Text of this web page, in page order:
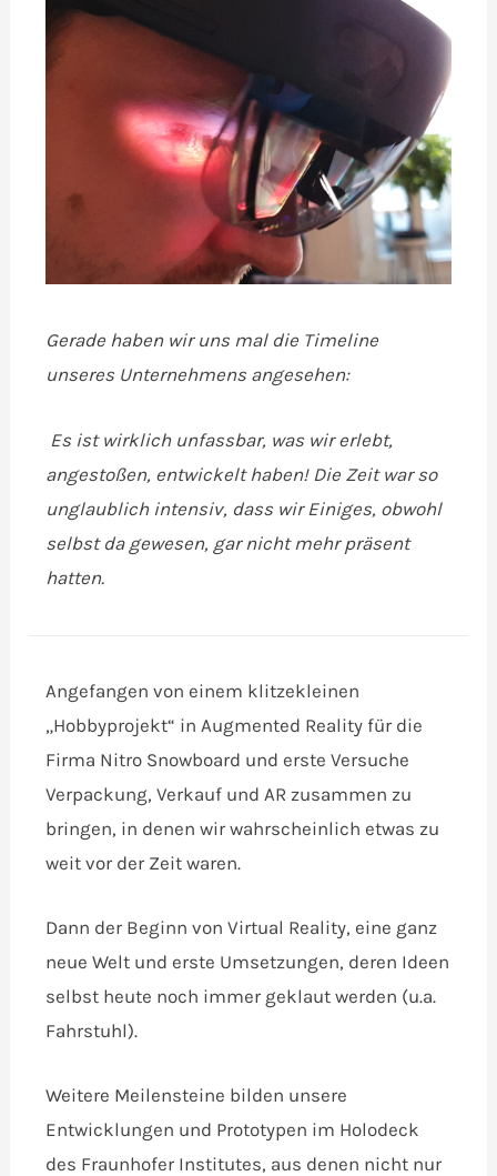
Gerade haben wir uns mal die Timeline
unseres Unternehmens angesehen:
Es ist wirklich unfassbar, was wir erlebt,
angestoßen, entwickelt haben! Die Zeit war so
unglaublich intensiv, dass wir Einiges, obwohl
selbst da gewesen, gar nicht mehr präsent
hatten.
Angefangen von einem klitzekleinen
„Hobbyprojekt“ in Augmented Reality für die
Firma Nitro Snowboard und erste Versuche
Verpackung, Verkauf und AR zusammen zu
bringen, in denen wir wahrscheinlich etwas zu
weit vor der Zeit waren.
Dann der Beginn von Virtual Reality, eine ganz
neue Welt und erste Umsetzungen, deren Ideen
selbst heute noch immer geklaut werden (u.a.
Fahrstuhl).
Weitere Meilensteine bilden unsere
Entwicklungen und Prototypen im Holodeck
des Fraunhofer Institutes, aus denen nicht nur